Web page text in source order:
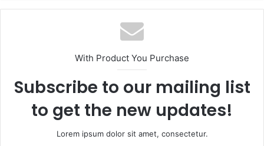
With Product You Purchase
Subscribe to our mailing list
to get the new updates!
Lorem ipsum dolor sit amet, consectetur.